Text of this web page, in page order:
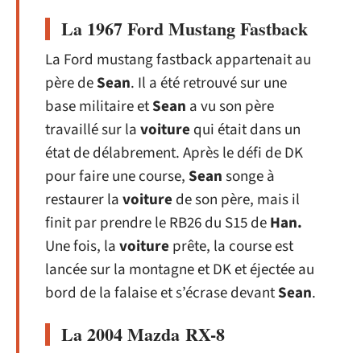
La 1967 Ford Mustang Fastback
La Ford mustang fastback appartenait au
père deSean. Il a été retrouvé sur une
base militaire etSean a vu son père
travaillé sur lavoiture qui était dans un
état de délabrement. Après le défi de DK
pour faire une course,Seansonge à
restaurer lavoiture de son père, mais il
finit par prendre le RB26 du S15 deHan.
Une fois, lavoiture prête, la course est
lancée sur la montagne et DK et éjectée au
bord de la falaise et s’écrase devantSean.
La 2004 Mazda RX-8